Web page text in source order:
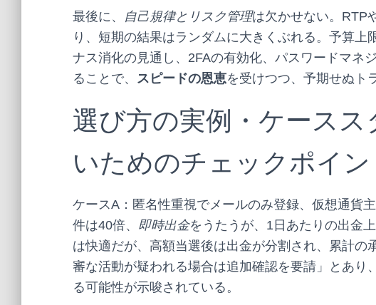
最後に、 自己規律とリスク管理は欠かせない。RTP
り、短期の結果はランダムに大きくぶれる。予算
ナス消化の見通し、2FAの有効化、パスワードマ
ることで、 スピードの恩恵を受けつつ、予期せぬト
選び方の実例・ケースス
いためのチェックポイン
ケースA：匿名性重視でメールのみ登録、仮想通貨
件は40倍、 即時出金をうたうが、1日あたりの出金
は快適だが、高額当選後は出金が分割され、累計の
審な活動が疑われる場合は追加確認を要請」とあり、
る可能性が示唆されている。